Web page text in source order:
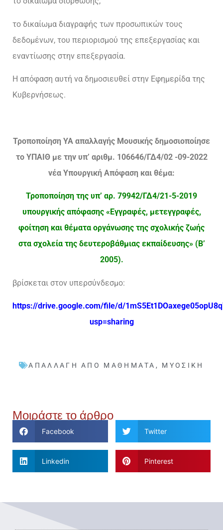
το δικαίωμα διαγραφής των προσωπικών τους
δεδομένων, του περιορισμού της επεξεργασίας και
εναντίωσης στην επεξεργασία.
Η απόφαση αυτή να δημοσιευθεί στην Εφημερίδα της
Κυβερνήσεως.
Τροποποίηση ΥΑ απαλλαγής Μουσικής δημοσιοποίησε
το ΥΠΑΙΘ με την υπ’ αριθμ. 106646/ΓΔ4/02 -09-2022
νέα Υπουργική Απόφαση και θέμα:
Τροποποίηση της υπ’ αρ. 79942/ΓΔ4/21-5-2019
υπουργικής απόφασης «Εγγραφές, μετεγγραφές,
φοίτηση και θέματα οργάνωσης της σχολικής ζωής
στα σχολεία της δευτεροβάθμιας εκπαίδευσης» (Β’
2005).
βρίσκεται στον υπερσύνδεσμο:
https://drive.google.com/file/d/
usp=sharing
ΑΠΑΛΛΑΓΉ ΑΠΌ ΜΑΘΉΜΑΤΑ , ΜΥΟΣΙΚΉ
Μοιράστε το άρθρο
Facebook Twitter
Linkedin Pinterest